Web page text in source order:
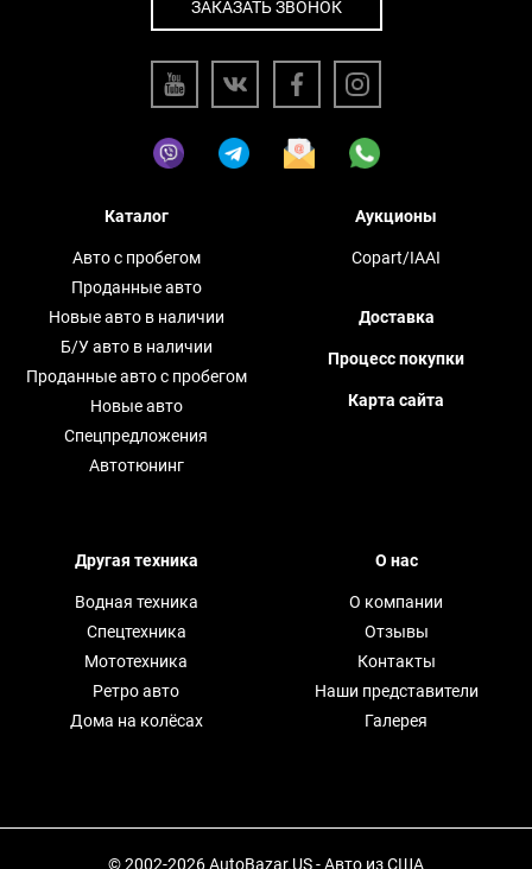
ЗАКАЗАТЬ ЗВОНОК
Каталог
Авто с пробегом
Проданные авто
Новые авто в наличии
Б/У авто в наличии
Проданные авто с пробегом
Новые авто
Спецпредложения
Автотюнинг
Аукционы
Copart/IAAI
Доставка
Процесс покупки
Карта сайта
Другая техника
Водная техника
Спецтехника
Мототехника
Ретро авто
Дома на колёсах
О нас
О компании
Отзывы
Контакты
Наши представители
Галерея
© 2002-2026 AutoBazar.US - Авто из США